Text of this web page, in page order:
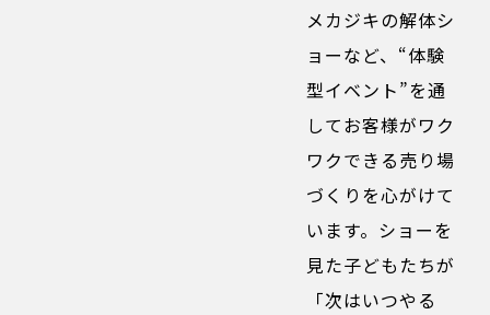
メカジキの解体シ
ョーなど、“体験
型イベント”を通
してお客様がワク
ワクできる売り場
づくりを心がけて
います。ショーを
見た子どもたちが
「次はいつやる